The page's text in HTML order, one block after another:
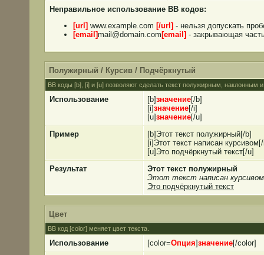
Неправильное использование BB кодов:
[url] www.example.com [/url] - нельзя допускать
[email]mail@domain.com [email] - закрывающая
Полужирный / Курсив / Подчёркнутый
BB коды [b], [i] и [u] позволяют сделать текст полужирным, наклонным
Использование [b]значение[/b]
[i]значение[/i]
[u]значение[/u]
Пример
[b]Этот текст полужирный[/b]
[i]Этот текст написан
[u]Это подчёркнутый текст[/u]
Результат
Этот текст полужирный
Этот текст написан курсивом
Это подчёркнутый текст
Цвет
BB код [color] меняет цвет текста.
Использование [color=Опция]значение[/color]